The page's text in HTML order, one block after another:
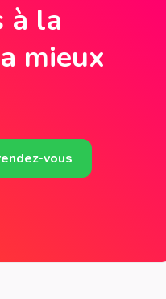
à la
mieux
vous